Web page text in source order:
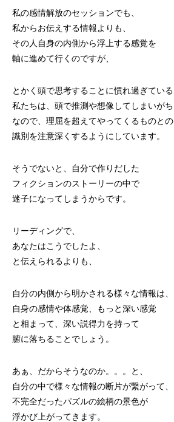
私の感情解放のセッションでも、
私からお伝えする情報よりも、
その人自身の内側から浮上する感覚を
軸に進めて行くのですが、
とかく頭で思考することに慣れ過ぎている
私たちは、頭で推測や想像してしまいがち
なので、理屈を超えてやってくるものとの
識別を注意深くするようにしています。
そうでないと、自分で作りだした
フィクションのストーリーの中で
迷子になってしまうからです。
リーディングで、
あなたはこうでしたよ、
と伝えられるよりも、
自分の内側から明かされる様々な情報は、
自身の感情や体感覚、もっと深い感覚
と相まって、深い説得力を持って
腑に落ちることでしょう。
あぁ、だからそうなのか。。。と、
自分の中で様々な情報の断片が繋がって、
不完全だったパズルの絵柄の景色が
浮かび上がってきます。